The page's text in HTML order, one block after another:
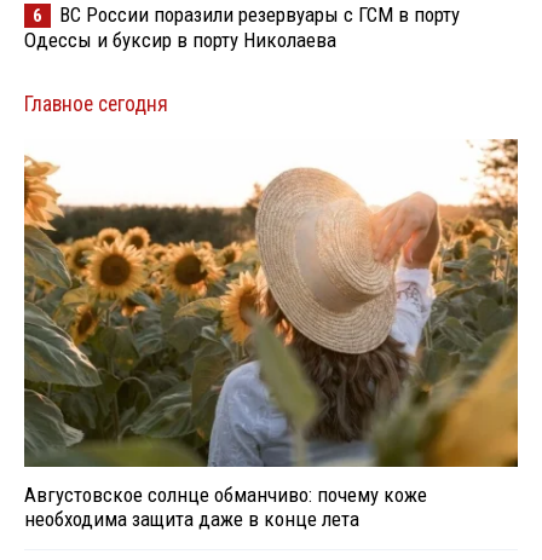
6
ВС России поразили резервуары с ГСМ в порту
Одессы и буксир в порту Николаева
Главное сегодня
Августовское солнце обманчиво: почему коже
необходима защита даже в конце лета